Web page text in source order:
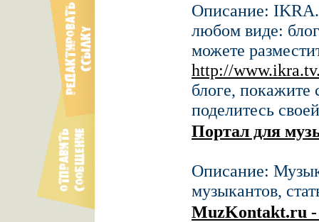
Описание:
любом виде:
можете
http://
блоге, покажите
поделитесь
Портал для
Описание:
музыкантов,
MuzKontakt.ru -